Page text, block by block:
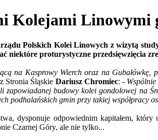
Kolejami Linowymi
Polskich Kolei Linowych z wizytą
niektóre proturystyczne przedsięwzięcia
na Kasprowy Wierch oraz na
Stronia Śląskie Dariusz Chromiec: -
zapowiadanej budowy kolei gondolowej na
podhalańskich gmin przy takiej współpracy
dysponuje odpowiednim kapitałem,
Czarnej Góry, ale nie tylko...